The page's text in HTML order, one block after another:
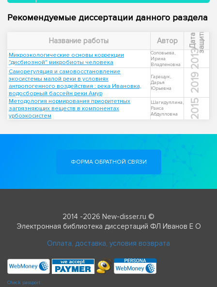
Рекомендуемые диссертации данного раздела
Название работы Автор Д
а
т
а
з
а
щ
и
т ы
Микроэкологические основы коррекции
"дисбиозной" микробиоты человека
Соловьева,
Ирина
Владленовна
2013
Саморегуляция и самовосстановление
экосистемы малой реки в условиях
антропогенного воздействия : река Ивановка,
водосборный бассейн реки Амур
Гаращук,
Дарья
Юрьевна
2019
Методология нормирования приоритетных
загрязняющих веществ в компонентах
урбоэкосистем
Шагидуллина,
Раиса
Абдулловна
2015
ФОРМА ОБРАТНОЙ СВЯЗИ
2014 -2026 New-disser.ru ©
Электронная библиотека диссертаций ФЛ Иванов Е О
Оплата, доставка, условия возврата
Check passport